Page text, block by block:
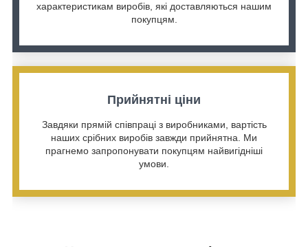
характеристикам виробів, які доставляються нашим
покупцям.
Прийнятні ціни
Завдяки прямій співпраці з виробниками, вартість
наших срібних виробів завжди прийнятна. Ми
прагнемо запропонувати покупцям найвигідніші
умови.